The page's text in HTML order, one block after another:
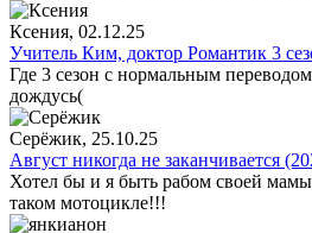
Ксения, 02.12.25
Учитель Ким, доктор Романтик 3
Где 3 сезон с нормальным
дождусь(
Серёжик, 25.10.25
Август никогда не заканчивается
Хотел бы и я быть рабом своей
таком мотоцикле!!!